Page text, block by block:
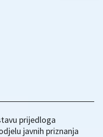
prijedloga
javnih priznanja